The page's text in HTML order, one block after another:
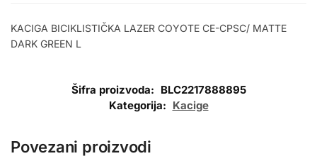
KACIGA BICIKLISTIČKA LAZER COYOTE CE-CPSC/ MATTE
DARK GREEN L
Šifra proizvoda: BLC2217888895
Kategorija: Kacige
Povezani proizvodi